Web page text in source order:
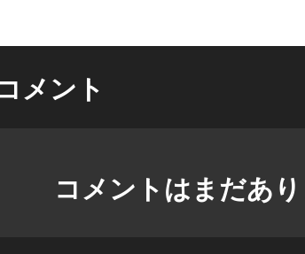
メント
コメントはまだあり